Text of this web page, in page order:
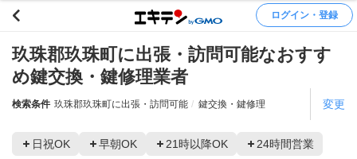
ログイン・登録
玖珠郡玖珠町に出張・訪問可能なおすす
め鍵交換・鍵修理業者
検索条件 玖珠郡玖珠町に出張・訪問可能 鍵交換・鍵修理 変更
日祝OK 早朝OK 21時以降OK 24時間営業